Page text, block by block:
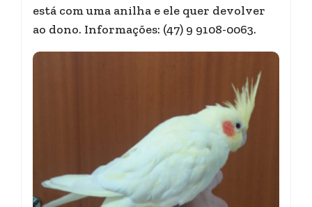
está com uma anilha e ele quer devolver
ao dono. Informações: (47) 9 9108-0063.